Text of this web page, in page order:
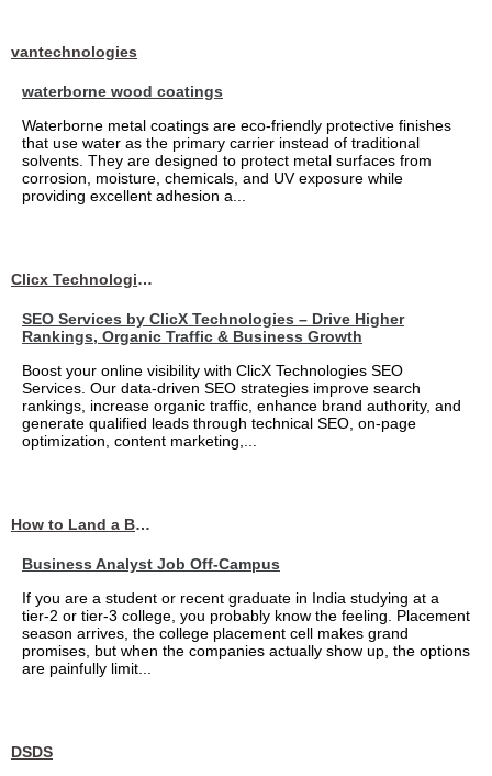
vantechnologies
waterborne wood coatings
Waterborne metal coatings are eco-friendly protective finishes
that use water as the primary carrier instead of traditional
solvents. They are designed to protect metal surfaces from
corrosion, moisture, chemicals, and UV exposure while
providing excellent adhesion a...
Clicx Technologies
SEO Services by ClicX Technologies – Drive Higher
Rankings, Organic Traffic & Business Growth
Boost your online visibility with ClicX Technologies SEO
Services. Our data-driven SEO strategies improve search
rankings, increase organic traffic, enhance brand authority, and
generate qualified leads through technical SEO, on-page
optimization, content marketing,...
How to Land a Business Analyst Job Off-Campus When Your College Has Zero Tech Connections
Business Analyst Job Off-Campus
If you are a student or recent graduate in India studying at a
tier-2 or tier-3 college, you probably know the feeling. Placement
season arrives, the college placement cell makes grand
promises, but when the companies actually show up, the options
are painfully limit...
DSDS